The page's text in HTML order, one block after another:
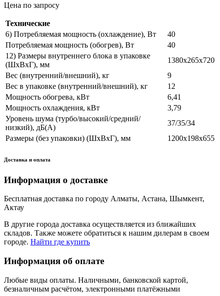
Цена по запросу
Технические
6) Потребляемая мощность (охлаждение), Вт
40
Потребляемая мощность (обогрев), Вт
40
12) Размеры внутреннего блока в упаковке
(ШхВхГ), мм
1380х265х720
Вес (внутренний/внешний), кг
9
Вес в упаковке (внутренний/внешний), кг
12
Мощность обогрева, кВт
6,41
Мощность охлаждения, кВт
3,79
Уровень шума (турбо/высокий/средний/
низкий), дБ(А)
37/35/34
Размеры (без упаковки) (ШхВхГ), мм
1200х198х655
Доставка и оплата
Информация о доставке
Бесплатная доставка по городу Алматы, Астана, Шымкент,
Актау
В другие города доставка осуществляется из ближайших
складов. Также можете обратиться к нашим дилерам в своем
городе. Найти где купить
Информация об оплате
Любые виды оплаты. Наличными, банковской картой,
безналичным расчётом, электронными платёжными